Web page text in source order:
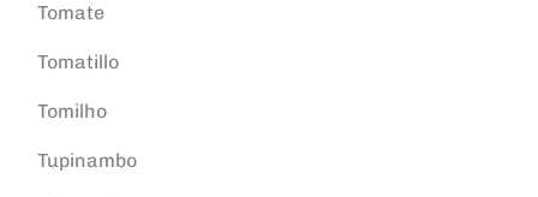
Tomate
Tomatillo
Tomilho
Tupinambo